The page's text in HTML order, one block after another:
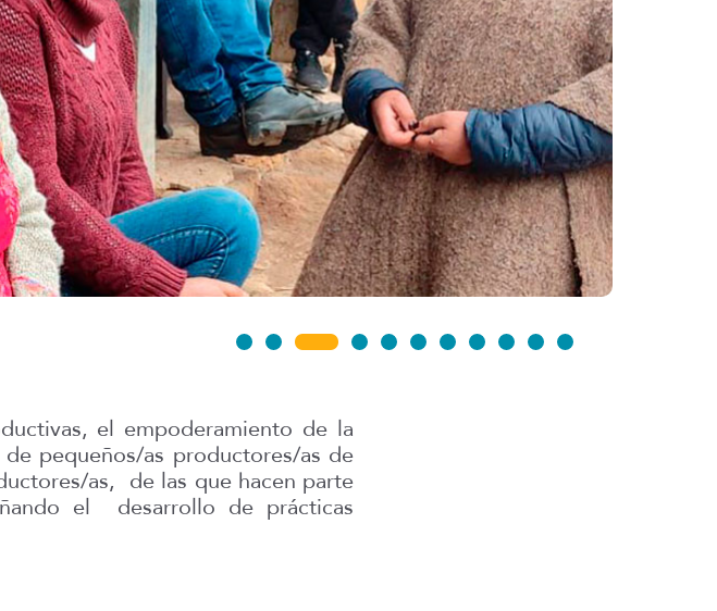
el empoderamiento de la
pequeños/as productores/as de
as, de las que hacen parte
el desarrollo de prácticas